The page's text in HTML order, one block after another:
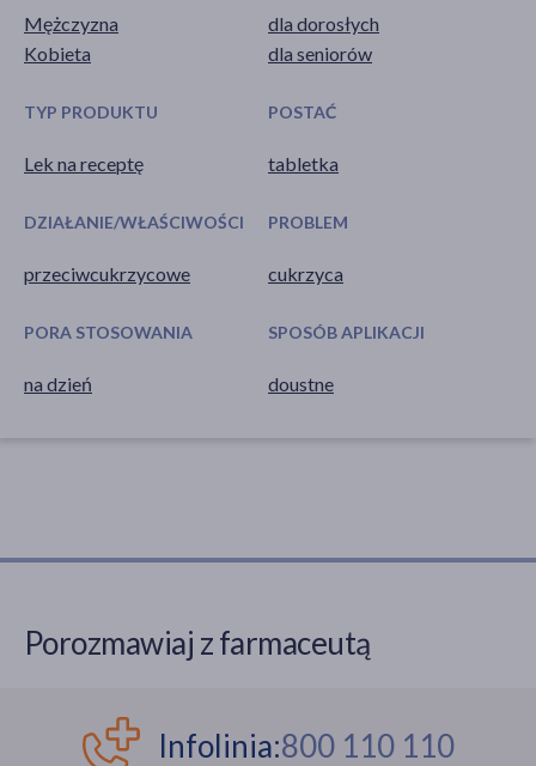
Mężczyzna
Kobieta
dla dorosłych
dla seniorów
TYP PRODUKTU
Lek na receptę
POSTAĆ
tabletka
DZIAŁANIE/WŁAŚCIWOŚCI
przeciwcukrzycowe
PROBLEM
cukrzyca
PORA STOSOWANIA
na dzień
SPOSÓB APLIKACJI
doustne
Porozmawiaj z farmaceutą
Infolinia:800 110 110